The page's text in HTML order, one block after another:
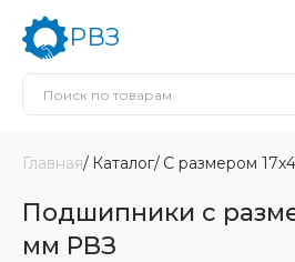
РВЗ
Главная Каталог С размером
Подшипники с
мм РВЗ